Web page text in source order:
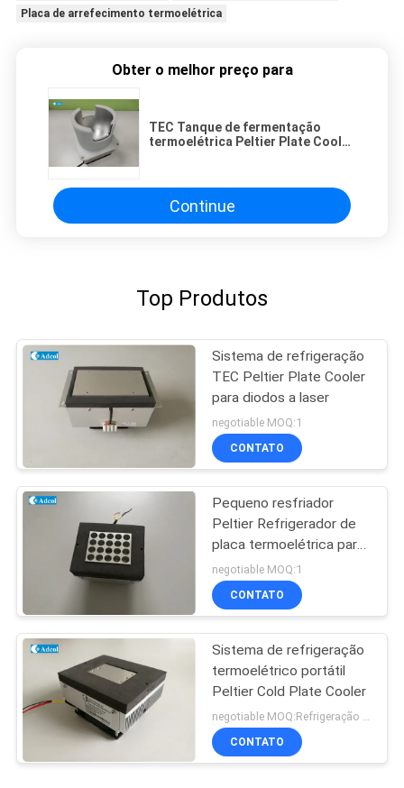
Placa de arrefecimento termoelétrica
Obter o melhor preço para
TEC Tanque de fermentação
termoelétrica Peltier Plate Cooler
Continue
Top Produtos
Sistema de refrigeração
TEC Peltier Plate Cooler
para diodos a laser
negotiable MOQ:1
CONTATO
Pequeno resfriador
Peltier Refrigerador de
placa termoelétrica para
ensaio analítico
negotiable MOQ:1
CONTATO
Sistema de refrigeração
termoelétrico portátil
Peltier Cold Plate Cooler
CONTATO